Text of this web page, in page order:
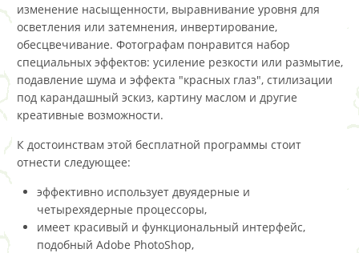
изменение насыщенности, выравнивание уровня для
осветления или затемнения, инвертирование,
обесцвечивание. Фотографам понравится набор
специальных эффектов: усиление резкости или размытие,
подавление шума и эффекта "красных глаз", стилизации
под карандашный эскиз, картину маслом и другие
креативные возможности.
К достоинствам этой бесплатной программы стоит
отнести следующее:
эффективно использует двуядерные и
четырехядерные процессоры,
имеет красивый и функциональный интерфейс,
подобный Adobe PhotoShop,